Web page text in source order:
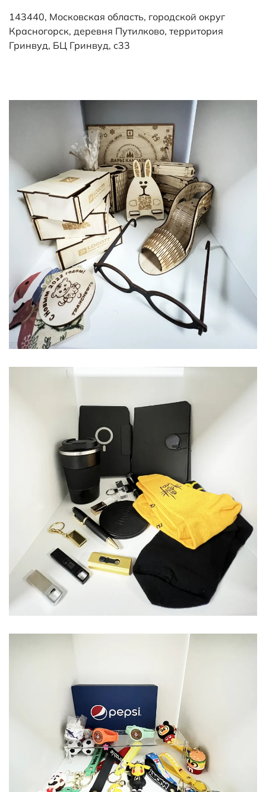
143440, Московская область, городской округ
Красногорск, деревня Путилково, территория
Гринвуд, БЦ Гринвуд, с33